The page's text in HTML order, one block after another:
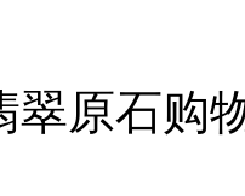
翠原石购